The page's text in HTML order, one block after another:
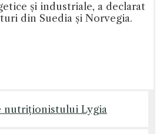
și industriale, a declarat
din Suedia și Norvegia.
nutriționistului Lygia